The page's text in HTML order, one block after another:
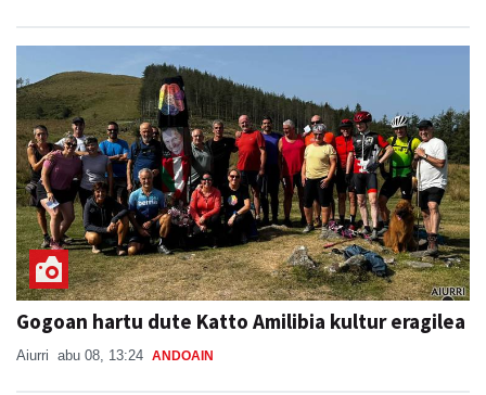
Gogoan hartu dute Katto Amilibia kultur eragilea
Aiurri abu 08, 13:24 ANDOAIN